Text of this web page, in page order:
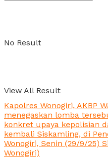
No Result
View All Result
Kapolres Wonogiri, AKBP
menegaskan lomba
konkret upaya kepolisian
kembali Siskamling, di
Wonogiri, Senin (29/9/25)
Wonogiri)